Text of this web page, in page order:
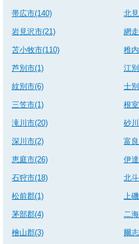
帯広市(140) 北
岩見沢市(21) 網
苫小牧市(110) 稚
芦別市(1) 江
紋別市(6) 士
三笠市(1) 根
滝川市(20) 砂
深川市(2) 富
恵庭市(26) 伊
石狩市(18) 北
松前郡(1) 上
茅部郡(4) 二
檜山郡(3) 爾